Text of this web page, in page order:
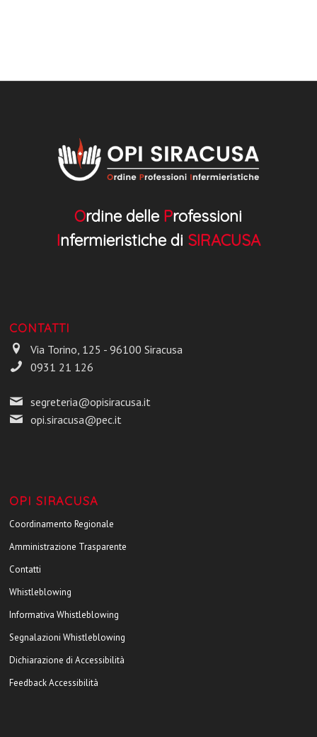
Ordine delle Professioni
Infermieristiche di SIRACUSA
CONTATTI
Via Torino, 125 - 96100 Siracusa
0931 21 126
segreteria@opisiracusa.it
opi.siracusa@pec.it
OPI SIRACUSA
Coordinamento Regionale
Amministrazione Trasparente
Contatti
Whistleblowing
Informativa Whistleblowing
Segnalazioni Whistleblowing
Dichiarazione di Accessibilità
Feedback Accessibilità